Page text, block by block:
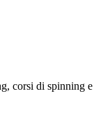
corsi di spinning